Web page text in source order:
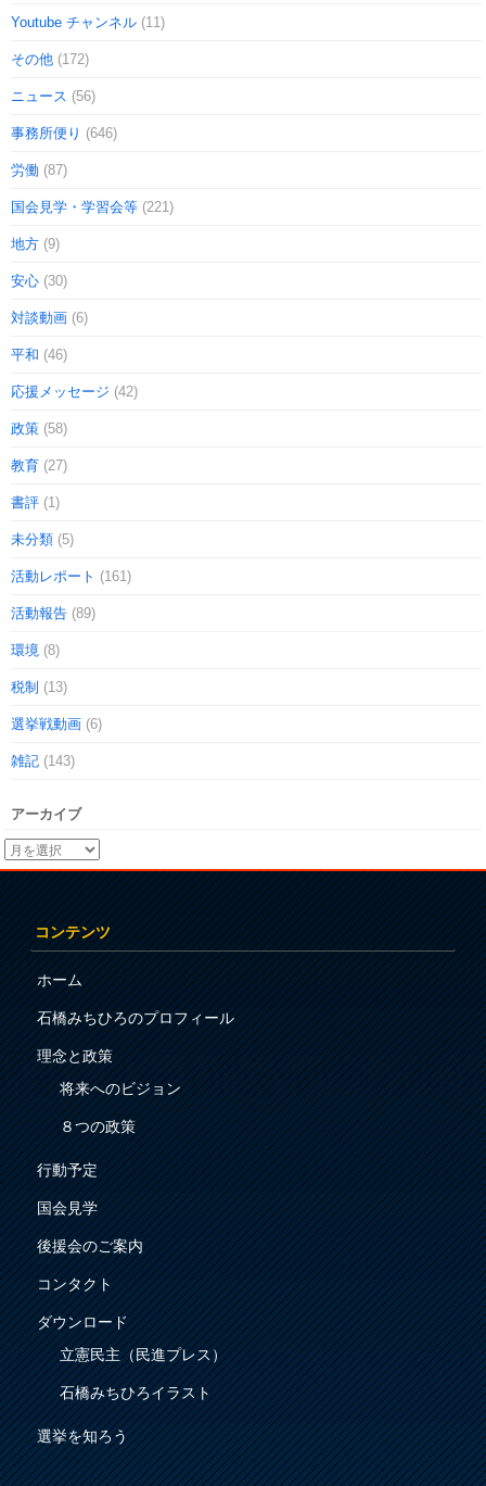
Youtube チャンネル (11)
その他 (172)
ニュース (56)
事務所便り (646)
労働 (87)
国会見学・学習会等 (221)
地方 (9)
安心 (30)
対談動画 (6)
平和 (46)
応援メッセージ (42)
政策 (58)
教育 (27)
書評 (1)
未分類 (5)
活動レポート (161)
活動報告 (89)
環境 (8)
税制 (13)
選挙戦動画 (6)
雑記 (143)
アーカイブ
コンテンツ
ホーム
石橋みちひろのプロフィール
理念と政策
将来へのビジョン
８つの政策
行動予定
国会見学
後援会のご案内
コンタクト
ダウンロード
立憲民主（民進プレス）
石橋みちひろイラスト
選挙を知ろう